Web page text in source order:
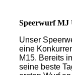
Speerwurf MJ
Unser
eine
M15. Bereits
seine beste